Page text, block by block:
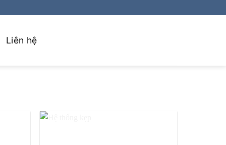
Liên hệ